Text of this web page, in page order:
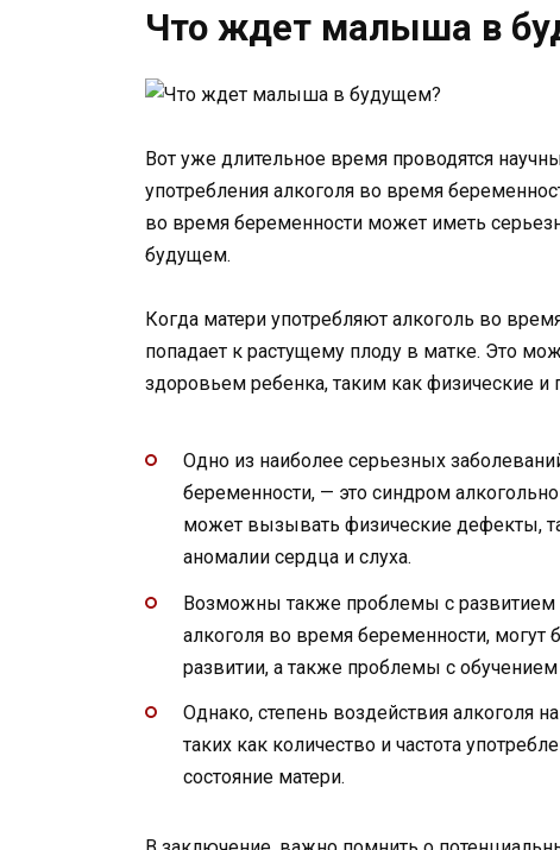
Что ждет малыша в
Вот уже длительное время проводятся
употребления алкоголя во время
во время беременности может иметь
будущем.
Когда матери употребляют алкоголь во
попадает к растущему плоду в матке. Это
здоровьем ребенка, таким как физические и
Одно из наиболее серьезных
беременности, — это синдром
может вызывать физические дефекты,
аномалии сердца и слуха.
Возможны также проблемы с развитием
алкоголя во время беременности,
развитии, а также проблемы с
Однако, степень воздействия алкоголя
таких как количество и частота
состояние матери.